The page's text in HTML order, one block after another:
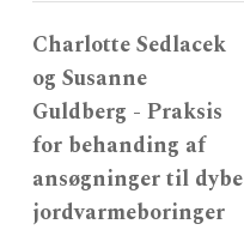
Charlotte Sedlacek
og Susanne
Guldberg - Praksis
for behanding af
ansøgninger til dybe
jordvarmeboringer